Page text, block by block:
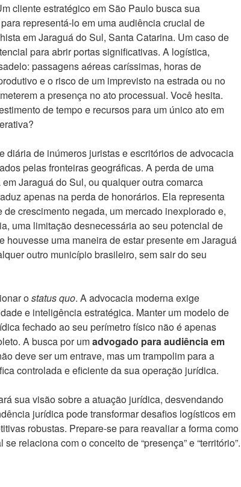
cliente estratégico em São Paulo busca sua
representá-lo em uma audiência crucial de
em Jaraguá do Sul, Santa Catarina. Um caso de
para abrir portas significativas. A logística,
passagens aéreas caríssimas, horas de
e o risco de um imprevisto na estrada ou no
a presença no ato processual. Você hesita.
de tempo e recursos para um único ato em
diária de inúmeros juristas e escritórios de advocacia
pelas fronteiras geográficas. A perda de uma
Jaraguá do Sul, ou qualquer outra comarca
apenas na perda de honorários. Ela representa
de crescimento negada, um mercado inexplorado e,
uma limitação desnecessária ao seu potencial de
houvesse uma maneira de estar presente em Jaraguá
outro município brasileiro, sem sair do seu
ostatus quo. A advocacia moderna exige
e inteligência estratégica. Manter um modelo de
fechado ao seu perímetro físico não é apenas
A busca por umadvogado para audiência em
deve ser um entrave, mas um trampolim para a
controlada e eficiente da sua operação jurídica.
sua visão sobre a atuação jurídica, desvendando
jurídica pode transformar desafios logísticos em
robustas. Prepare-se para reavaliar a forma como
relaciona com o conceito de “presença” e “território”.